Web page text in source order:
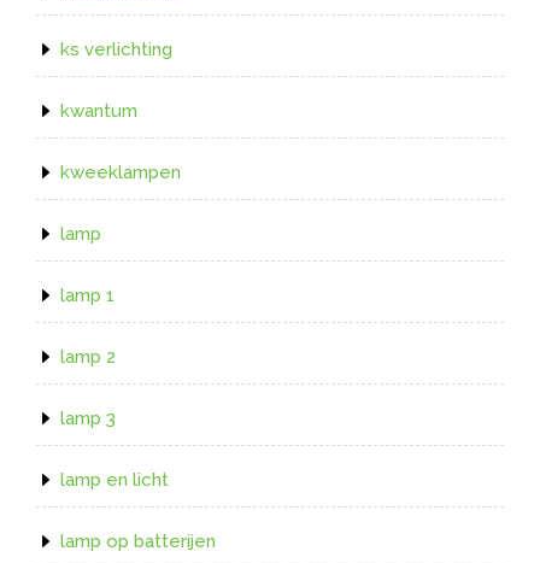
ks verlichting
kwantum
kweeklampen
lamp
lamp 1
lamp 2
lamp 3
lamp en licht
lamp op batterijen